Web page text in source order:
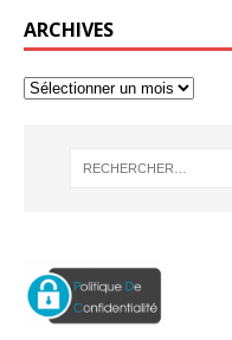
ARCHIVES